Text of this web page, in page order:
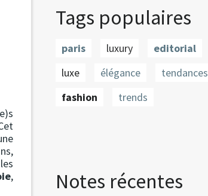
,
Tags populaires
paris luxury editorial
luxe
élégance tendances
fashion
trends
Notes récentes